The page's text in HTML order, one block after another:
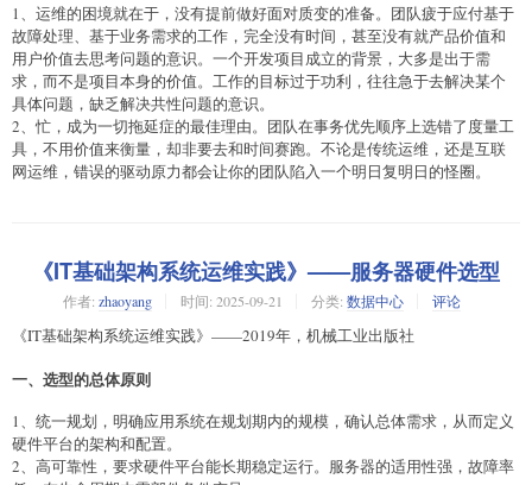
1、运维的困境就在于，没有提前做好面对质变的准备。团队疲于应付基于
故障处理、基于业务需求的工作，完全没有时间，甚至没有就产品价值和
用户价值去思考问题的意识。一个开发项目成立的背景，大多是出于需
求，而不是项目本身的价值。工作的目标过于功利，往往急于去解决某个
具体问题，缺乏解决共性问题的意识。
2、忙，成为一切拖延症的最佳理由。团队在事务优先顺序上选错了度量工
具，不用价值来衡量，却非要去和时间赛跑。不论是传统运维，还是互联
网运维，错误的驱动原力都会让你的团队陷入一个明日复明日的怪圈。
《IT基础架构系统运维实践》——服务器硬件选型
作者: zhaoyang 时间: 2025-09-21 分类: 数据中心 评论
《IT基础架构系统运维实践》——2019年，机械工业出版社
一、选型的总体原则
1、统一规划，明确应用系统在规划期内的规模，确认总体需求，从而定义
硬件平台的架构和配置。
2、高可靠性，要求硬件平台能长期稳定运行。服务器的适用性强，故障率